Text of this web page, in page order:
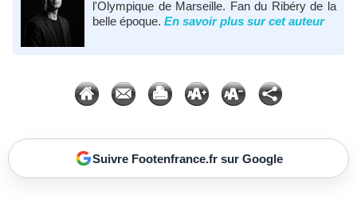
l'Olympique de Marseille. Fan du Ribéry de la
belle époque. En savoir plus sur cet auteur
Suivre Footenfrance.fr sur Google